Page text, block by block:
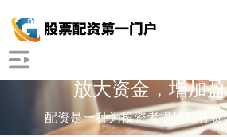
放大资金，增加
配资是一种为投资者提供杠杆